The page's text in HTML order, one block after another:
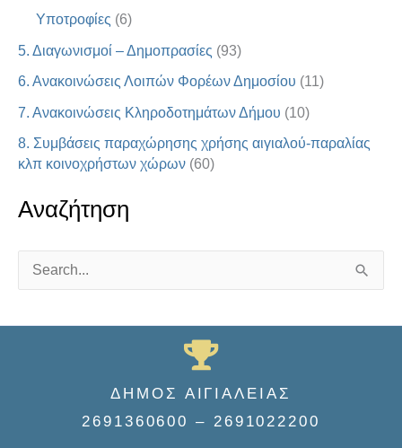
Υποτροφίες (6)
5. Διαγωνισμοί – Δημοπρασίες (93)
6. Ανακοινώσεις Λοιπών Φορέων Δημοσίου (11)
7. Ανακοινώσεις Κληροδοτημάτων Δήμου (10)
8. Συμβάσεις παραχώρησης χρήσης αιγιαλού-παραλίας
κλπ κοινοχρήστων χώρων (60)
Αναζήτηση
a
ΔΗΜΟΣ ΑΙΓΙΑΛΕΙΑΣ
2691360600 – 2691022200